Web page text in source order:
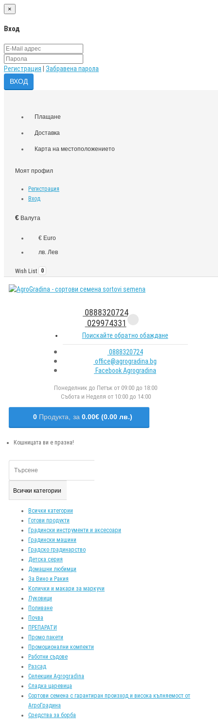
×
Вход
Регистрация Забравена парола
Плащане
Доставка
Карта на местоположението
Моят профил
Регистрация
Вход
€ Валута
€ Euro
лв. Лев
Wish List 0
0888320724
029974331
Поискайте обратно обаждане
0888320724
office@agrogradina.bg
Facebook Agrogradina
Понеделник до Петък от 09:00 до 18:00
Събота и Неделя от 10:00 до 14:00
0 Продукта, за 0.00€ (0.00 лв.)
Кошницата ви е празна!
Всички категории
Всички категории
Готови продукти
Градински инструменти и аксесоари
Градински машини
Градско градинарство
Детска серия
Домашни любимци
За Вино и Ракия
Колички и макари за маркучи
Луковици
Поливане
Почва
ПРЕПАРАТИ
Промо пакети
Промоционални компекти
Работни съдове
Разсад
Селекции Agrogradina
Сладка царевица
Сортови семена с гарантиран произход и висока кълняемост от
АгроГрадина
Средства за борба